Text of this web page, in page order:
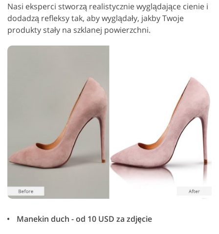
Nasi eksperci stworzą realistycznie wyglądające cienie i
dodadzą refleksy tak, aby wyglądały, jakby Twoje
produkty stały na szklanej powierzchni.
Manekin duch - od 10 USD za zdjęcie